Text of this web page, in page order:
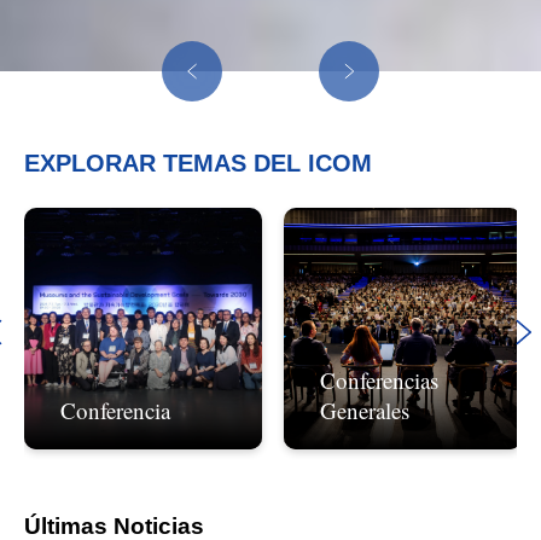
EXPLORAR TEMAS DEL ICOM
Conferencia
Conferencias
Generales
Últimas Noticias